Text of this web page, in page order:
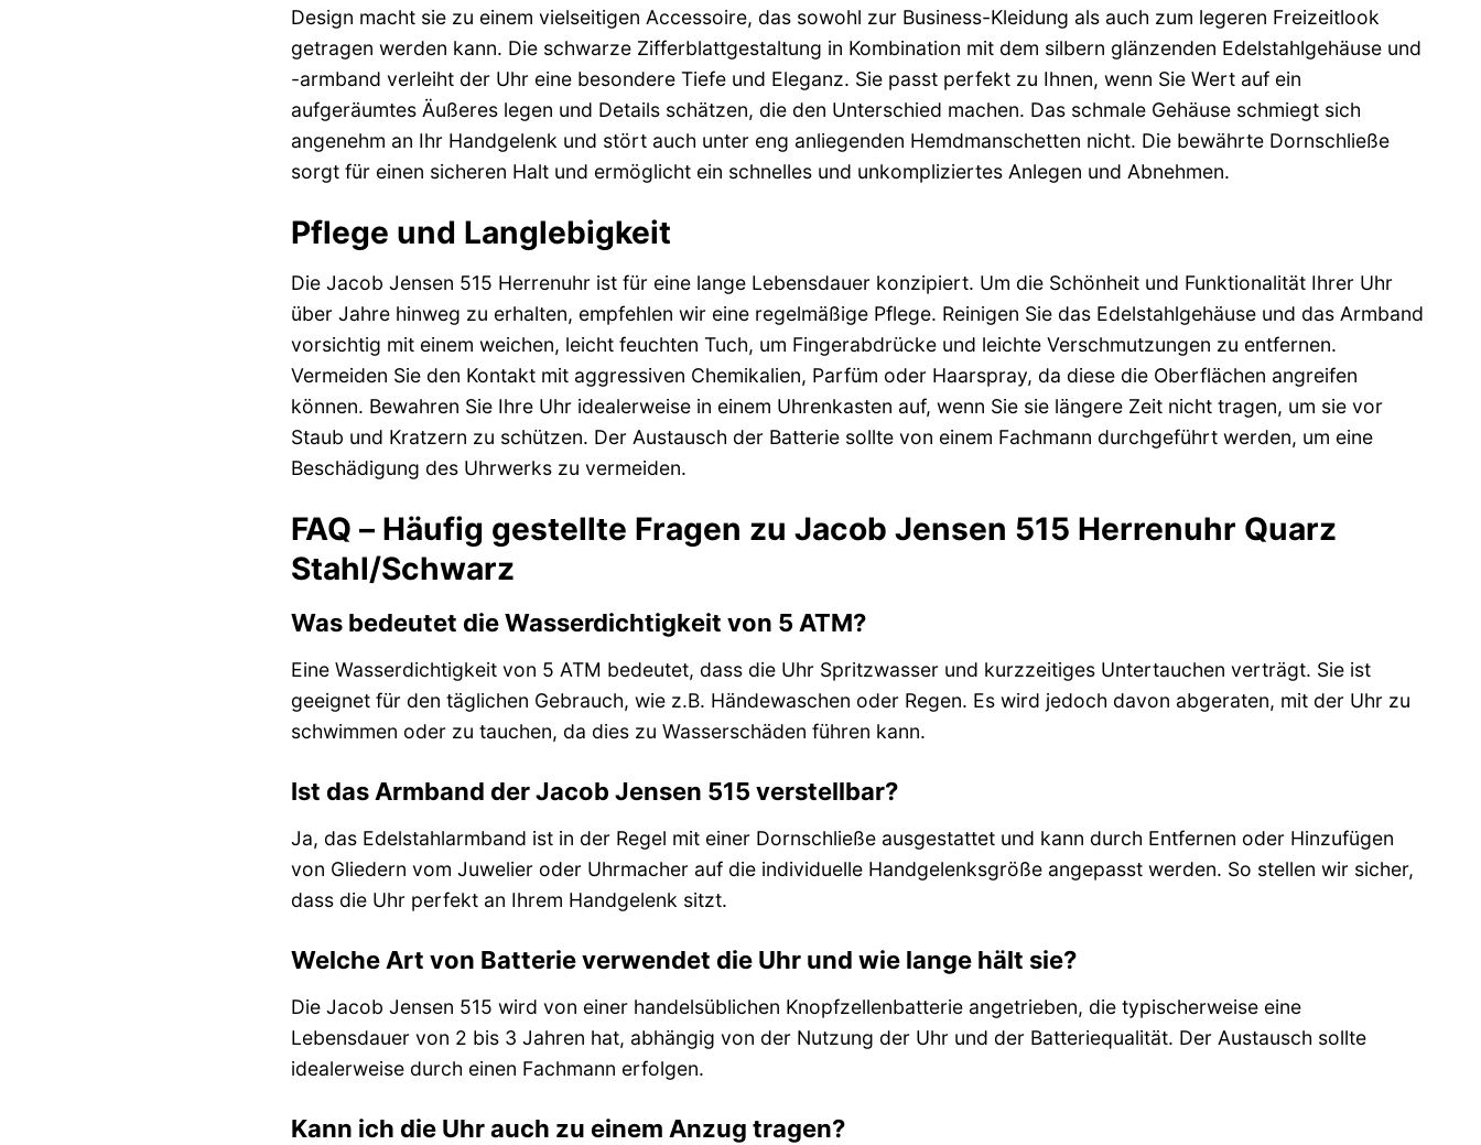
Design macht sie zu einem vielseitigen Accessoire, das sowohl zur Business-Kleidung als auch zum legeren Freizeitlook
getragen werden kann. Die schwarze Zifferblattgestaltung in Kombination mit dem silbern glänzenden Edelstahlgehäuse und
-armband verleiht der Uhr eine besondere Tiefe und Eleganz. Sie passt perfekt zu Ihnen, wenn Sie Wert auf ein
aufgeräumtes Äußeres legen und Details schätzen, die den Unterschied machen. Das schmale Gehäuse schmiegt sich
angenehm an Ihr Handgelenk und stört auch unter eng anliegenden Hemdmanschetten nicht. Die bewährte Dornschließe
sorgt für einen sicheren Halt und ermöglicht ein schnelles und unkompliziertes Anlegen und Abnehmen.
Pflege und Langlebigkeit
Die Jacob Jensen 515 Herrenuhr ist für eine lange Lebensdauer konzipiert. Um die Schönheit und Funktionalität Ihrer Uhr
über Jahre hinweg zu erhalten, empfehlen wir eine regelmäßige Pflege. Reinigen Sie das Edelstahlgehäuse und das Armband
vorsichtig mit einem weichen, leicht feuchten Tuch, um Fingerabdrücke und leichte Verschmutzungen zu entfernen.
Vermeiden Sie den Kontakt mit aggressiven Chemikalien, Parfüm oder Haarspray, da diese die Oberflächen angreifen
können. Bewahren Sie Ihre Uhr idealerweise in einem Uhrenkasten auf, wenn Sie sie längere Zeit nicht tragen, um sie vor
Staub und Kratzern zu schützen. Der Austausch der Batterie sollte von einem Fachmann durchgeführt werden, um eine
Beschädigung des Uhrwerks zu vermeiden.
FAQ – Häufig gestellte Fragen zu Jacob Jensen 515 Herrenuhr Quarz
Stahl/Schwarz
Was bedeutet die Wasserdichtigkeit von 5 ATM?
Eine Wasserdichtigkeit von 5 ATM bedeutet, dass die Uhr Spritzwasser und kurzzeitiges Untertauchen verträgt. Sie ist
geeignet für den täglichen Gebrauch, wie z.B. Händewaschen oder Regen. Es wird jedoch davon abgeraten, mit der Uhr zu
schwimmen oder zu tauchen, da dies zu Wasserschäden führen kann.
Ist das Armband der Jacob Jensen 515 verstellbar?
Ja, das Edelstahlarmband ist in der Regel mit einer Dornschließe ausgestattet und kann durch Entfernen oder Hinzufügen
von Gliedern vom Juwelier oder Uhrmacher auf die individuelle Handgelenksgröße angepasst werden. So stellen wir sicher,
dass die Uhr perfekt an Ihrem Handgelenk sitzt.
Welche Art von Batterie verwendet die Uhr und wie lange hält sie?
Die Jacob Jensen 515 wird von einer handelsüblichen Knopfzellenbatterie angetrieben, die typischerweise eine
Lebensdauer von 2 bis 3 Jahren hat, abhängig von der Nutzung der Uhr und der Batteriequalität. Der Austausch sollte
idealerweise durch einen Fachmann erfolgen.
Kann ich die Uhr auch zu einem Anzug tragen?